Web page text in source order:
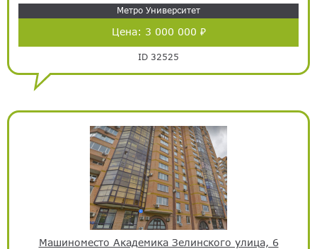
Метро Университет
Цена: 3 000 000 ₽
ID 32525
Машиноместо Академика Зелинского улица, 6